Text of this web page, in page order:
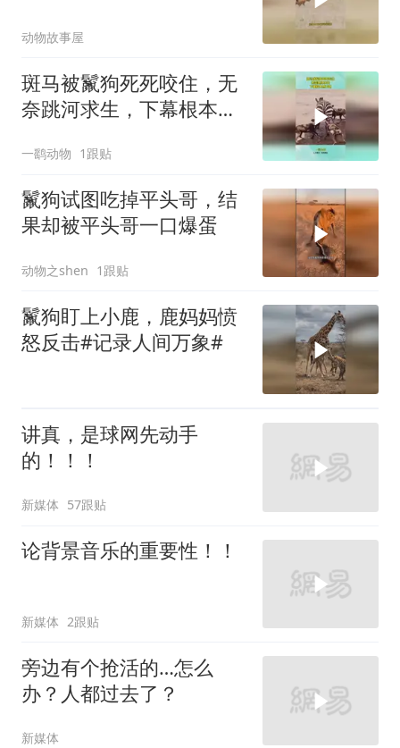
动物故事屋
斑马被鬣狗死死咬住，无
奈跳河求生，下幕根本想
一鹞动物 1跟贴
鬣狗试图吃掉平头哥，结
果却被平头哥一口爆蛋
动物之shen 1跟贴
鬣狗盯上小鹿，鹿妈妈愤
怒反击#记录人间万象#
讲真，是球网先动手
的！！！
新媒体 57跟贴
论背景音乐的重要性！！
新媒体 2跟贴
旁边有个抢活的…怎么
办？人都过去了？
新媒体